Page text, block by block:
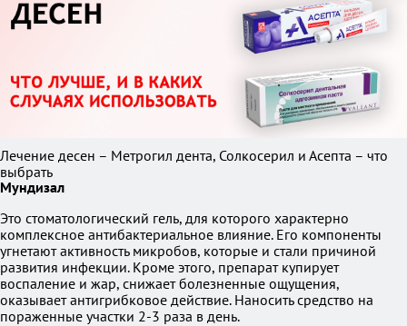
Лечение десен – Метрогил дента, Солкосерил и Асепта – что
выбрать
Мундизал
Это стоматологический гель, для которого характерно
комплексное антибактериальное влияние. Его компоненты
угнетают активность микробов, которые и стали причиной
развития инфекции. Кроме этого, препарат купирует
воспаление и жар, снижает болезненные ощущения,
оказывает антигрибковое действие. Наносить средство на
пораженные участки 2-3 раза в день.